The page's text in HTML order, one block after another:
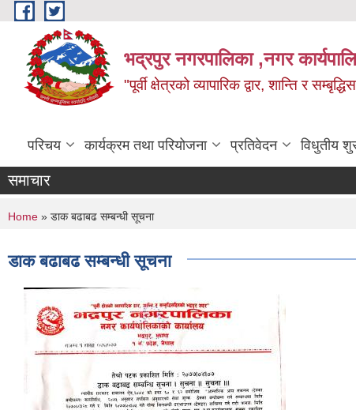
Skip to main content
भद्रपुर नगरपालिका ,नगर
"पूर्वी क्षेत्रको व्यापारिक द्वार, शान्ति र
परिचय कार्यक्रम तथा परियोजना प्रतिवेदन विधुतीय
समाचार
You are here
Home » डाक बढाबढ सम्बन्धी सूचना
डाक बढाबढ सम्बन्धी सूचना